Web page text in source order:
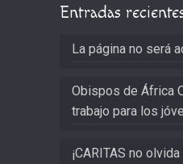
Entradas
La página no será
Obispos de África
trabajo para los
¡CARITAS no